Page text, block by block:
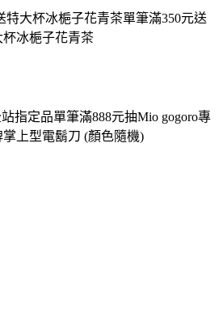
特大杯冰梔子花青茶單筆滿350元送
杯冰梔子花青茶
站指定品單筆滿888元抽Mio gogoro專
上型電鬍刀 (顏色隨機)